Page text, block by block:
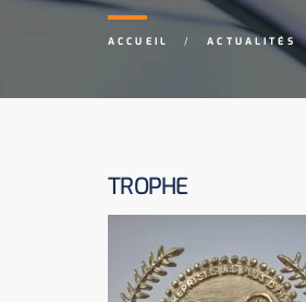
ACCUEIL ACTUALITÉS
TROPHE